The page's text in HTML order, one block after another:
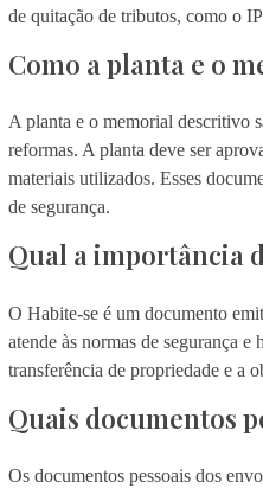
de quitação de tributos, como o
Como a planta e o
A planta e o memorial descritivo
reformas. A planta deve ser
materiais utilizados. Esses
de segurança.
Qual a importância
O Habite-se é um documento
atende às normas de segurança
transferência de propriedade e a
Quais documentos
Os documentos pessoais dos